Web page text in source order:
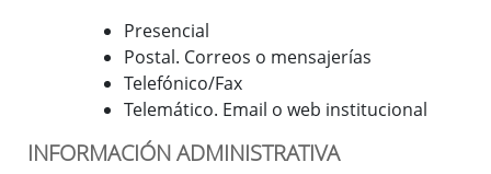
Presencial
Postal. Correos o mensajerías
Telefónico/Fax
Telemático. Email o web institucional
INFORMACIÓN ADMINISTRATIVA